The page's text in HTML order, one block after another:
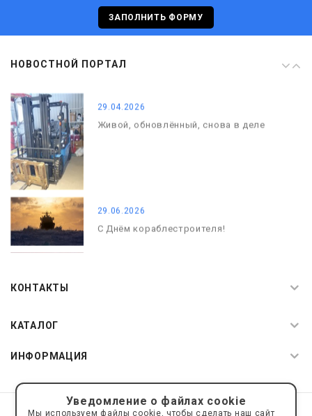
ЗАПОЛНИТЬ ФОРМУ
НОВОСТНОЙ ПОРТАЛ
С Днём кораблестроителя!
С Днём Победы. Память, которая с
29.04.2026
Живой, обновлённый, снова в деле
29.06.2026
С Днём кораблестроителя!
КОНТАКТЫ
КАТАЛОГ
ИНФОРМАЦИЯ
© 2019—2026 Интернет пространство АкваРос sale@a-ros.ru
Уведомление о файлах cookie
Мы используем файлы cookie, чтобы сделать наш сайт